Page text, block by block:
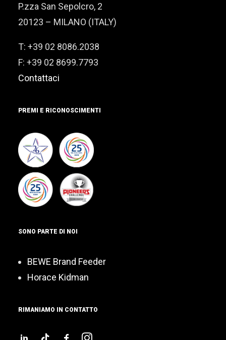
P.zza San Sepolcro, 2
20123 – MILANO (ITALY)
T: +39 02 8086.2038
F: +39 02 8699.7793
Contattaci
PREMI E RICONOSCIMENTI
SONO PARTE DI NOI
BEWE Brand Feeder
Horace Kidman
RIMANIAMO IN CONTATTO